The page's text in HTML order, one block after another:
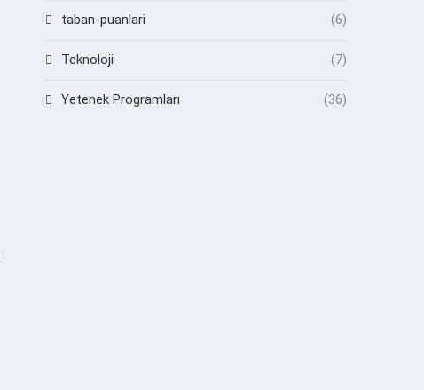
taban-puanlari (6)
Teknoloji (7)
Yetenek Programları (36)